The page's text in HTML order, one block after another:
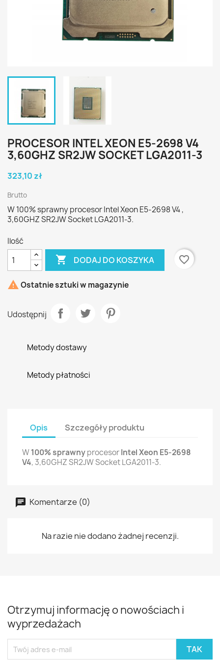
PROCESOR INTEL XEON E5-2698 V4
3,60GHZ SR2JW SOCKET LGA2011-3
323,10 zł
Brutto
W 100% sprawny procesor Intel Xeon E5-2698 V4 ,
3,60GHZ SR2JW Socket LGA2011-3.
Ilość
 DODAJ DO KOSZYKA favorite_border
 Ostatnie sztuki w magazynie
Udostępnij
Metody dostawy
Metody płatności
Opis Szczegóły produktu
W100% sprawnyprocesorIntel Xeon E5-2698
V4, 3,60GHZ SR2JW Socket LGA2011-3.
Komentarze (0)
Na razie nie dodano żadnej recenzji.
Otrzymuj informację o nowościach i
wyprzedażach